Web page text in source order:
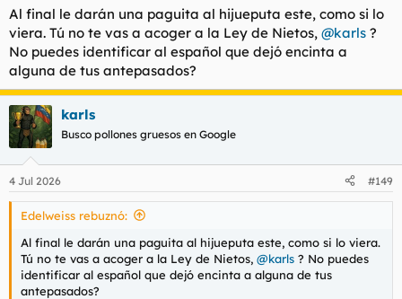
:
Al final le darán una paguita al hijueputa este, como si lo
viera. Tú no te vas a acoger a la Ley de Nietos, @karls ?
No puedes identificar al español que dejó encinta a
alguna de tus antepasados?
karls
Busco pollones gruesos en Google
4 Jul 2026 #149
Edelweiss rebuznó:
Al final le darán una paguita al hijueputa este, como si lo viera.
Tú no te vas a acoger a la Ley de Nietos, @karls ? No puedes
identificar al español que dejó encinta a alguna de tus
antepasados?